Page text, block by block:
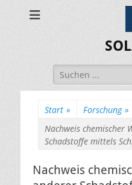
Suchen
nach:
Start » Forschung »
Nachweis chemischer
Schadstoffe mittels
Nachweis